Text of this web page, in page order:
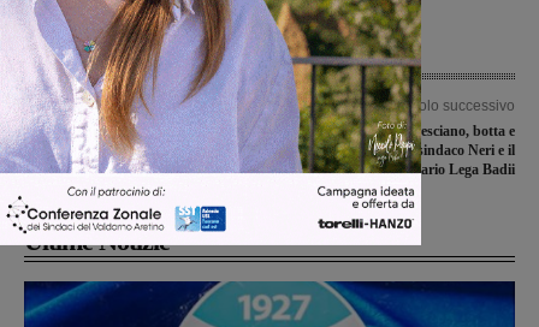
Articolo precedente
Covid-19, nessun nuovo caso positivo
nel Valdarno aretino e fiorentino
Articolo successivo
Cimitero Pieve a Presciano, botta e
risposta tra il sindaco Neri e il
commissario Lega Badii
Ultime Notizie